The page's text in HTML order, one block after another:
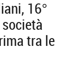
16°
tra le